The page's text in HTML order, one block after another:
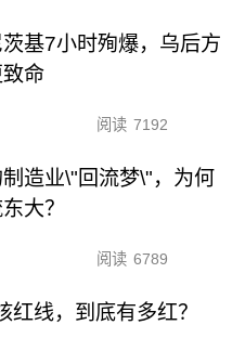
基7小时殉爆，乌后方
致命
阅读 7192
造业\"回流梦\"，为何
大？
阅读 6789
线，到底有多红？